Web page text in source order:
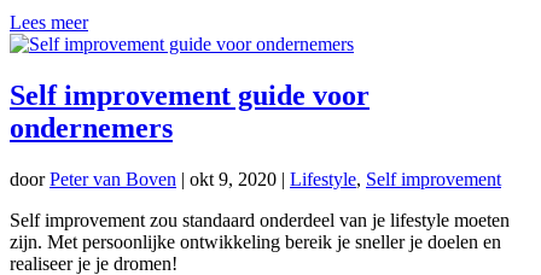
Lees meer
Self improvement guide voor
ondernemers
doorPeter van Boven | okt 9, 2020 | Lifestyle, Self improvement
Self improvement zou standaard onderdeel van je lifestyle moeten
zijn. Met persoonlijke ontwikkeling bereik je sneller je doelen en
realiseer je je dromen!